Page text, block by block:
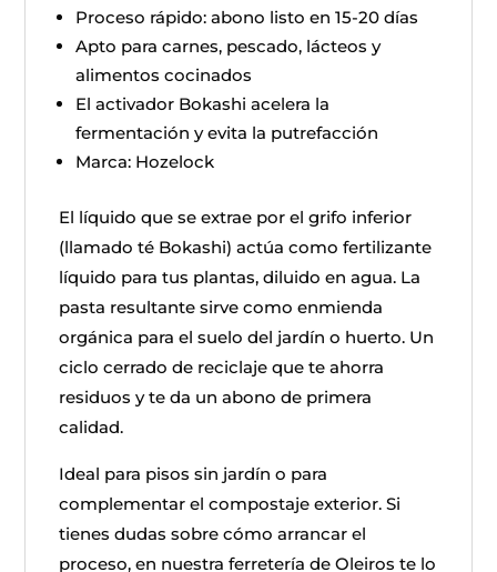
Proceso rápido: abono listo en 15-20 días
Apto para carnes, pescado, lácteos y
alimentos cocinados
El activador Bokashi acelera la
fermentación y evita la putrefacción
Marca: Hozelock
El líquido que se extrae por el grifo inferior
(llamado té Bokashi) actúa como fertilizante
líquido para tus plantas, diluido en agua. La
pasta resultante sirve como enmienda
orgánica para el suelo del jardín o huerto. Un
ciclo cerrado de reciclaje que te ahorra
residuos y te da un abono de primera
calidad.
Ideal para pisos sin jardín o para
complementar el compostaje exterior. Si
tienes dudas sobre cómo arrancar el
proceso, en nuestra ferretería de Oleiros te lo